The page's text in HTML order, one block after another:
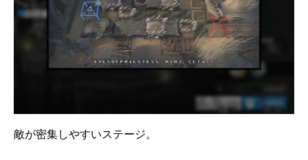
敵が密集しやすいステージ。